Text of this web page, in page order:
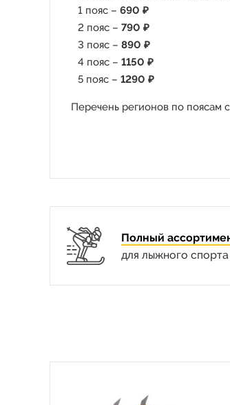
1 пояс – 690 ₽
2 пояс – 790 ₽
3 пояс – 890 ₽
4 пояс – 1150 ₽
5 пояс – 1290 ₽
Перечень регионов по поясам
Полный
для лыжного спорта